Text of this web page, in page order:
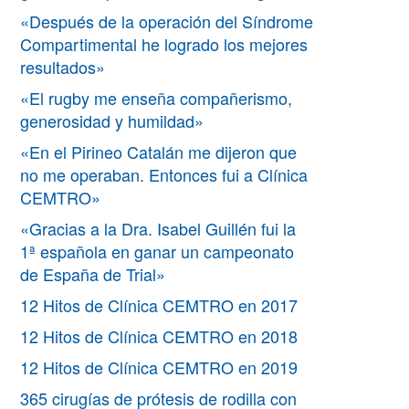
«Después de la operación del Síndrome
Compartimental he logrado los mejores
resultados»
«El rugby me enseña compañerismo,
generosidad y humildad»
«En el Pirineo Catalán me dijeron que
no me operaban. Entonces fui a Clínica
CEMTRO»
«Gracias a la Dra. Isabel Guillén fui la
1ª española en ganar un campeonato
de España de Trial»
12 Hitos de Clínica CEMTRO en 2017
12 Hitos de Clínica CEMTRO en 2018
12 Hitos de Clínica CEMTRO en 2019
365 cirugías de prótesis de rodilla con